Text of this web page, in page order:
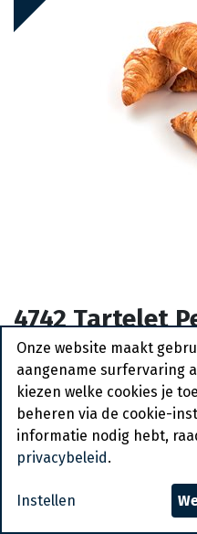
4742 Tartelet
Lorraine 28 x
Bestelartikel
Vraag een account
Algemene voorwaarden
30-dagen geld terug
Verzending: 2-3 werkdagen
Onze website maakt
aangename surfervaring
kiezen welke cookies je
beheren via de cookie-
informatie nodig hebt,
privacybeleid .
Instellen